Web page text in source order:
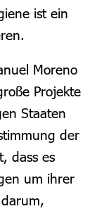
ist ein
Moreno
Projekte
Staaten
der
dass es
um ihrer